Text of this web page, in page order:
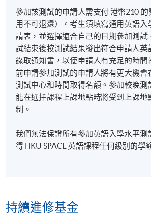
參加該測試的申請人需支付 港幣210 的
用不可退還）。考生須填寫通用英語入
請表，並選擇適合自己的日期參加測試
試結束後按測試結果發出符合申請人英
錄取通知書，以便申請人有充足的時間
前申請參加測試的申請人將有更大機會
測試中心和時間取得名額。參加較晚測
能在選擇課程上課地點時將受到上課地
制。
我們無法保證所有參加英語入學水平測
得 HKU SPACE 英語課程任何級別的學
持續進修基金